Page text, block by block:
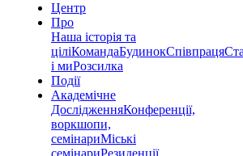
Центр
Про
Наша історія та
ціліКомандаБудинокСпівпраця
і миРозсилка
Події
Академічне
ДослідженняКонференції,
воркшопи,
семінариМіські
семінариРезиденції